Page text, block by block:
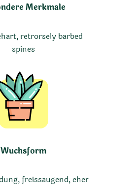
Merkmale
retrorsely barbed
spines
Wuchsform
freissaugend, eher